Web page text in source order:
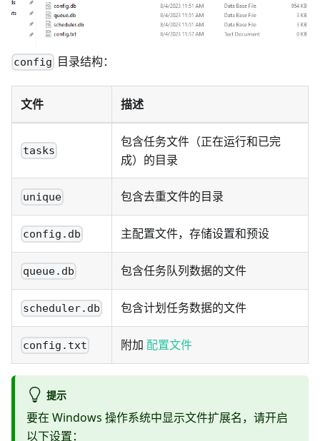
config 目录结构：
文件 描述
tasks
包含任务文件（正在运行和已完
成）的目录
unique 包含去重文件的目录
config.db 主配置文件，存储设置和预设
queue.db 包含任务队列数据的文件
scheduler.db 包含计划任务数据的文件
config.txt 附加 配置文件
提示
要在 Windows 操作系统中显示文件扩展名，请开启
以下设置：